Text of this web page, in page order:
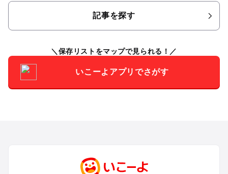
記事を探す
保存リストをマップで見られる！
いこーよアプリでさがす